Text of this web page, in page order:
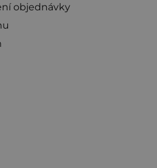
objednávky